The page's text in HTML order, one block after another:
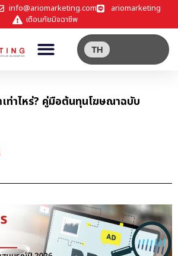
info@ariomarketing.com
ariomarketing
เตือนภัยมิจฉาชีพ
TH
ท่าไหร่? คู่มือต้นทุนโฆษณาฉบับ